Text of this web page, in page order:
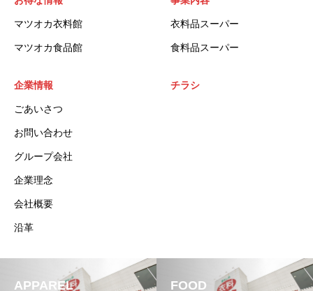
マツオカ衣料館
マツオカ食品館
衣料品スーパー
食料品スーパー
企業情報
ごあいさつ
お問い合わせ
グループ会社
企業理念
会社概要
沿革
チラシ
APPAREL FOOD